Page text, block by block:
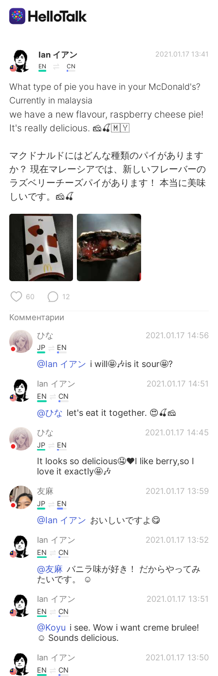
AI Grammar Checker
Русский
繁體中文 Español
العربية
Deutsch 日本語
한국어 ไทย
Indonesia Italiano
Türkçe
Português
Ian イアン
EN CN
2021.01.17 13:41
What type of pie you have in your McDonald's?
Currently in malaysia
we have a new flavour, raspberry cheese pie!
It's really delicious. 🧀🍒🇲🇾
マクドナルドにはどんな種類のパイがあります
か？ 現在マレーシアでは、新しいフレーバーの
ラズベリーチーズパイがあります！ 本当に美味
しいです。🧀🍒
60 12
Комментарии
ひな
2021.01.17 14:56
JP EN
@Ian イアン i will🤩🎶is it sour🤩?
Ian イアン 2021.01.17 14:51
EN CN
@ひな let's eat it together. 😍🍒🧀
ひな 2021.01.17 14:45
JP EN
It looks so delicious🤤❤️I like berry,so I
love it exactly🤩🎶
友麻 2021.01.17 13:59
JP EN
@Ian イアン おいしいですよ😋
Ian イアン 2021.01.17 13:52
EN CN
@友麻 バニラ味が好き！ だからやってみ
たいです。 ☺️
Ian イアン 2021.01.17 13:51
EN CN
@Koyu i see. Wow i want creme brulee!
☺️ Sounds delicious.
Ian イアン 2021.01.17 13:50
EN CN